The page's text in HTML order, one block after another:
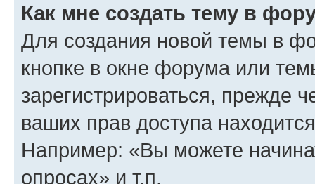
Как мне создать тему в
Для создания новой темы в
кнопке в окне форума или
зарегистрироваться, прежде
ваших прав доступа
Например: «Вы можете
опросах» и т.п.